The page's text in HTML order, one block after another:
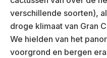
verschillende soorten),
droge klimaat van Gran
We hielden van het
voorgrond en bergen